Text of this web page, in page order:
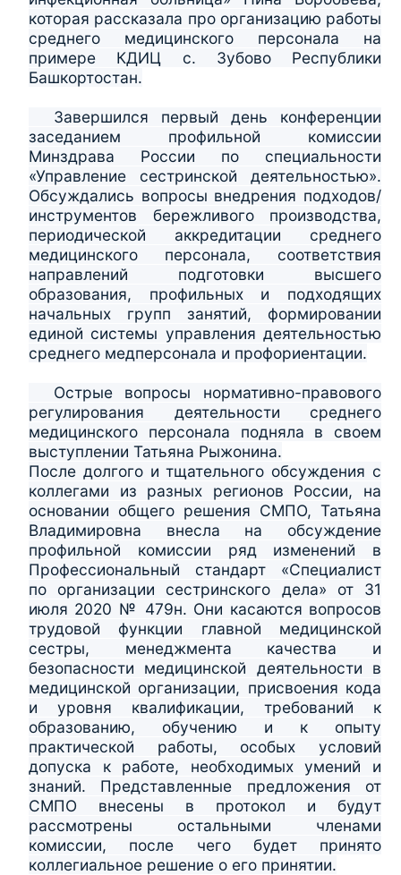
которая рассказала про организацию работы
среднего медицинского персонала на
примере КДИЦ с. Зубово Республики
Башкортостан.
Завершился первый день конференции
заседанием профильной комиссии
Минздрава России по специальности
«Управление сестринской деятельностью».
Обсуждались вопросы внедрения подходов/
инструментов бережливого производства,
периодической аккредитации среднего
медицинского персонала, соответствия
направлений подготовки высшего
образования, профильных и подходящих
начальных групп занятий, формировании
единой системы управления деятельностью
среднего медперсонала и профориентации.
Острые вопросы нормативно-правового
регулирования деятельности среднего
медицинского персонала подняла в своем
выступлении Татьяна Рыжонина.
После долгого и тщательного обсуждения с
коллегами из разных регионов России, на
основании общего решения СМПО, Татьяна
Владимировна внесла на обсуждение
профильной комиссии ряд изменений в
Профессиональный стандарт «Специалист
по организации сестринского дела» от 31
июля 2020 № 479н. Они касаются вопросов
трудовой функции главной медицинской
сестры, менеджмента качества и
безопасности медицинской деятельности в
медицинской организации, присвоения кода
и уровня квалификации, требований к
образованию, обучению и к опыту
практической работы, особых условий
допуска к работе, необходимых умений и
знаний. Представленные предложения от
СМПО внесены в протокол и будут
рассмотрены остальными членами
комиссии, после чего будет принято
коллегиальное решение о его принятии.